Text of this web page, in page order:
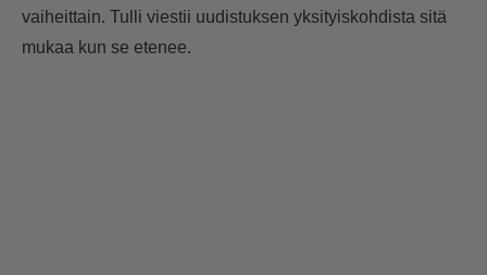
vaiheittain. Tulli viestii uudistuksen yksityiskohdista sitä
mukaa kun se etenee.